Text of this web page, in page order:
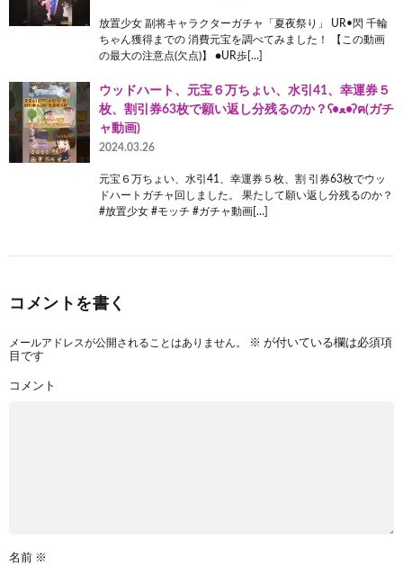
放置少女 副将キャラクターガチャ「夏夜祭り」 UR•閃 千輪
ちゃん獲得までの 消費元宝を調べてみました！ 【この動画
の最大の注意点(欠点)】 ●UR歩[…]
ウッドハート、元宝６万ちょい、水引41、幸運券５
枚、割引券63枚で願い返し分残るのか？ʕ•ﻌ•ʔฅ(ガチ
ャ動画)
2024.03.26
元宝６万ちょい、水引41、幸運券５枚、割 引券63枚でウッ
ドハートガチャ回しました。 果たして願い返し分残るのか？
#放置少女 #モッチ #ガチャ動画[…]
コメントを書く
メールアドレスが公開されることはありません。 ※ が付いている欄は必須項
目です
コメント
名前 ※